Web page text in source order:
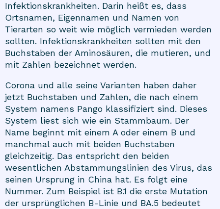
Infektionskrankheiten. Darin heißt es, dass
Ortsnamen, Eigennamen und Namen von
Tierarten so weit wie möglich vermieden werden
sollten. Infektionskrankheiten sollten mit den
Buchstaben der Aminosäuren, die mutieren, und
mit Zahlen bezeichnet werden.
Corona und alle seine Varianten haben daher
jetzt Buchstaben und Zahlen, die nach einem
System namens Pango klassifiziert sind. Dieses
System liest sich wie ein Stammbaum. Der
Name beginnt mit einem A oder einem B und
manchmal auch mit beiden Buchstaben
gleichzeitig. Das entspricht den beiden
wesentlichen Abstammungslinien des Virus, das
seinen Ursprung in China hat. Es folgt eine
Nummer. Zum Beispiel ist B.1 die erste Mutation
der ursprünglichen B-Linie und BA.5 bedeutet